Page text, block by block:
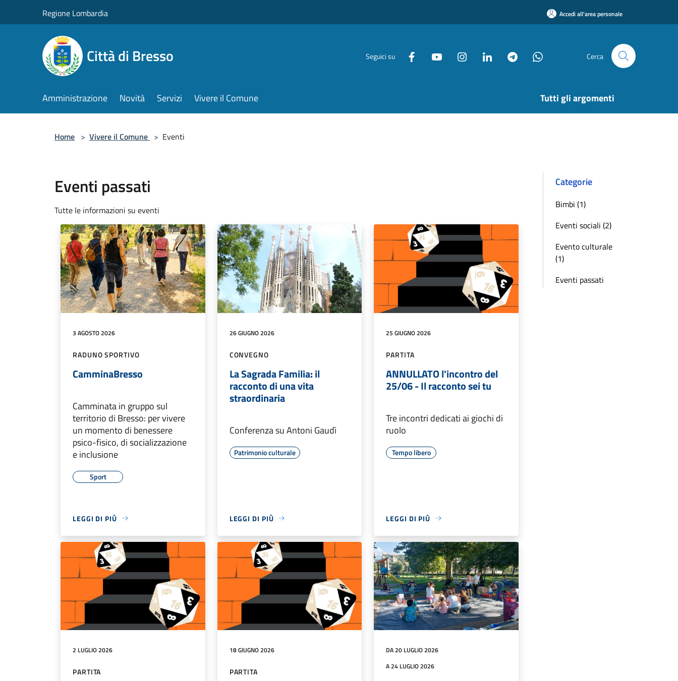
Regione Lombardia Accedi all'area personale
Città di Bresso Seguici su Cerca
Amministrazione Novità Servizi Vivere il Comune Tutti gli argomenti
Home > Vivere il Comune > Eventi
Eventi passati
Tutte le informazioni su eventi
3 AGOSTO 2026
RADUNO SPORTIVO
CamminaBresso
Camminata in gruppo sul
territorio di Bresso: per vivere
un momento di benessere
psico-fisico, di socializzazione
e inclusione
Sport
LEGGI DI PIÙ
26 GIUGNO 2026
CONVEGNO
La Sagrada Familia: il
racconto di una vita
straordinaria
Conferenza su Antoni Gaudì
Patrimonio culturale
LEGGI DI PIÙ
25 GIUGNO 2026
PARTITA
ANNULLATO l'incontro del
25/06 - Il racconto sei tu
Tre incontri dedicati ai giochi di
ruolo
Tempo libero
LEGGI DI PIÙ
2 LUGLIO 2026
PARTITA
18 GIUGNO 2026
PARTITA
DA 20 LUGLIO 2026
A 24 LUGLIO 2026
Categorie
Bimbi (1)
Eventi sociali (2)
Evento culturale
(1)
Eventi passati